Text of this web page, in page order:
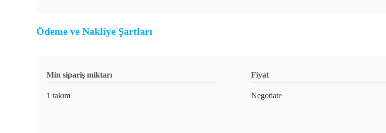
Ödeme ve Nakliye Şartları
Min sipariş miktarı
1 takım
Fiyat
Negotiate